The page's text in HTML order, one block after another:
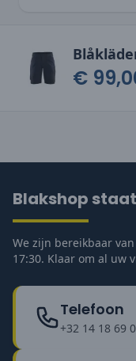
€
Blakshop
We zijn bereikbaar
17:30. Klaar om al uw
Telefoon
+32 14 18 69